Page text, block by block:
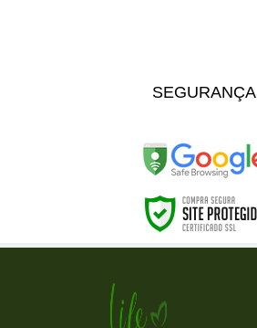
SEGURANÇA